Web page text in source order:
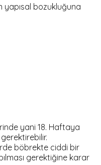
bozukluğuna
yani 18. Haftaya
böbrekte ciddi bir
gerektiğine karar